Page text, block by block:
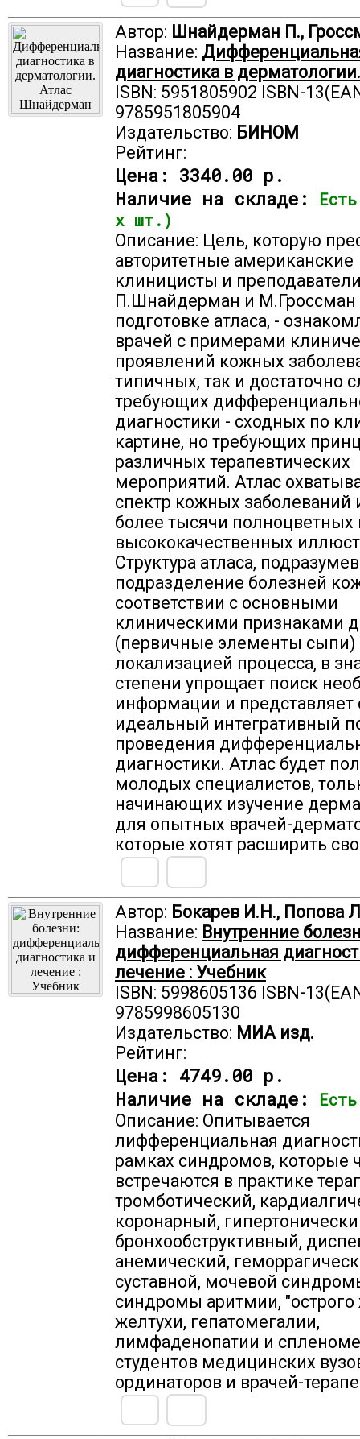
Автор: Шнайдерман П.,
Название:
диагностика в
ISBN: 5951805902 ISBN-
9785951805904
Издательство: БИНОМ
Рейтинг:
Цена: 3340.00 р.
Наличие на складе:
х шт.)
Описание: Цель, которую
авторитетные американские
клиницисты и
П.Шнайдерман и М.Гроссман
подготовке атласа, -
врачей с примерами
проявлений кожных
типичных, так и достаточно
требующих
диагностики - сходных по
картине, но требующих
различных терапевтических
мероприятий. Атлас
спектр кожных заболеваний
более тысячи полноцветных
высококачественных
Структура атласа,
подразделение болезней
соответствии с основными
клиническими признаками
(первичные элементы сыпи)
локализацией процесса, в
степени упрощает поиск
информации и представляет
идеальный интегративный
проведения
диагностики. Атлас будет
молодых специалистов,
начинающих изучение
для опытных врачей-
которые хотят расширить
Автор: Бокарев И.Н., Попова
Название: Внутренние
дифференциальная
лечение : Учебник
ISBN: 5998605136 ISBN-
9785998605130
Издательство: МИА изд.
Рейтинг:
Цена: 4749.00 р.
Наличие на складе:
Есть
Описание: Опитывается
лифференциальная
рамках синдромов, которые
встречаются в практике
тромботический,
коронарный,
бронхообструктивный,
анемический,
суставной, мочевой
синдромы аритмии, "острого
желтухи, гепатомегалии,
лимфаденопатии и
студентов медицинских
ординаторов и врачей-